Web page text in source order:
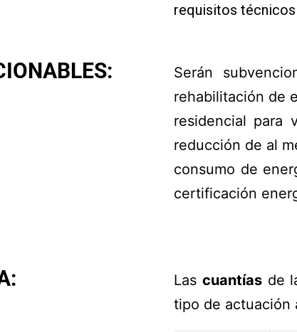
requisitos
Serán
rehabilitación de
residencial para
reducción de al
consumo de
certificación
Las cuantíasde
tipo de actuación